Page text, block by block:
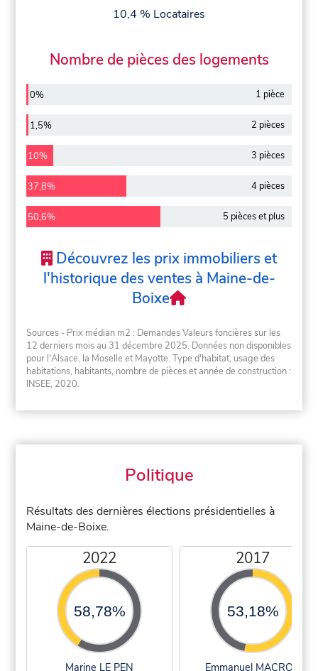
10,4 % Locataires
Nombre de pièces des logements
0% 1 pièce
1,5% 2 pièces
10% 3 pièces
37,8% 4 pièces
50,6% 5 pièces et plus
Découvrez les prix immobiliers et
l'historique des ventes à Maine-de-
Boixe
Sources - Prix médian m2 : Demandes Valeurs foncières sur les
12 derniers mois au 31 décembre 2025. Données non disponibles
pour l'Alsace, la Moselle et Mayotte. Type d'habitat, usage des
habitations, habitants, nombre de pièces et année de construction :
INSEE, 2020.
Politique
Résultats des dernières élections présidentielles à
Maine-de-Boixe.
2022
58,78%
Marine LE PEN
2017
53,18%
Emmanuel MACRON